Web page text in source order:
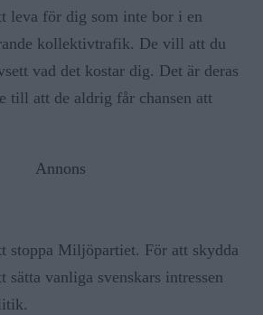
leva för dig som inte bor i en
kollektivtrafik. De vill att du
vad det kostar dig. Det är deras
till att de aldrig får chansen att
Annons
stoppa Miljöpartiet. För att skydda
sätta vanliga svenskars intressen